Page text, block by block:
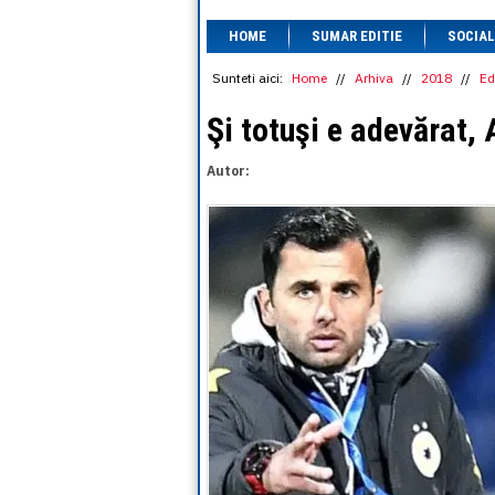
HOME SUMAR EDITIE SOCIAL
Sunteti aici: Home // Arhiva // 2018 //
Şi totuşi e adevărat,
Autor: